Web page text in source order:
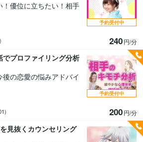
優位に立ちたい！相手
240円/分
予約受付中
プロファイリング分析
の恋愛の悩みアドバイ
200円/分
予約受付中
見抜くカウンセリング